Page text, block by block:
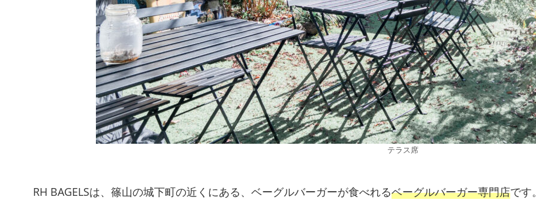
テラス席
RH BAGELSは、篠山の城下町の近くにある、ベーグルバーガーが食べれるベーグルバーガー専門店です。